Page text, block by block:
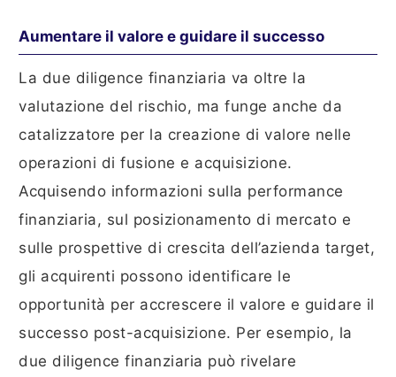
Aumentare il valore e guidare il successo
La due diligence finanziaria va oltre la
valutazione del rischio, ma funge anche da
catalizzatore per la creazione di valore nelle
operazioni di fusione e acquisizione.
Acquisendo informazioni sulla performance
finanziaria, sul posizionamento di mercato e
sulle prospettive di crescita dell’azienda target,
gli acquirenti possono identificare le
opportunità per accrescere il valore e guidare il
successo post-acquisizione. Per esempio, la
due diligence finanziaria può rivelare